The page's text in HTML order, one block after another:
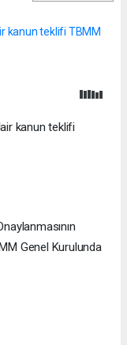
kanun teklifi
Genel Kurulunda